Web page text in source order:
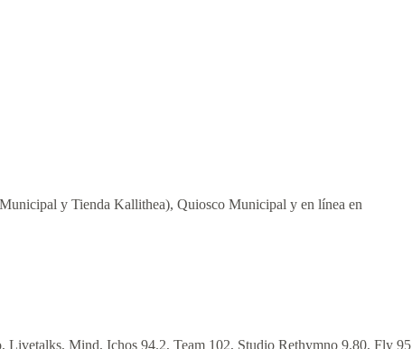
y Tienda Kallithea), Quiosco Municipal y en línea en
Livetalks, Mind, Ichos 94.2, Team 102, Studio Rethymno 9.80, Fly